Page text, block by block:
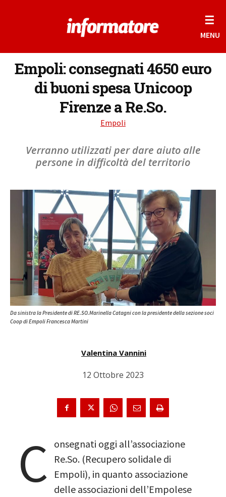
☰
MENU
Empoli: consegnati 4650 euro
di buoni spesa Unicoop
Firenze a Re.So.
Empoli
Verranno utilizzati per dare aiuto alle
persone in difficoltà del territorio
Da sinistra la Presidente di RE.SO.Marinella Catagni con la presidente della sezione soci
Coop di Empoli Francesca Martini
Valentina Vannini
12 Ottobre 2023
C onsegnati oggi all’associazione
Re.So. (Recupero solidale di
Empoli), in quanto associazione
delle associazioni dell’Empolese